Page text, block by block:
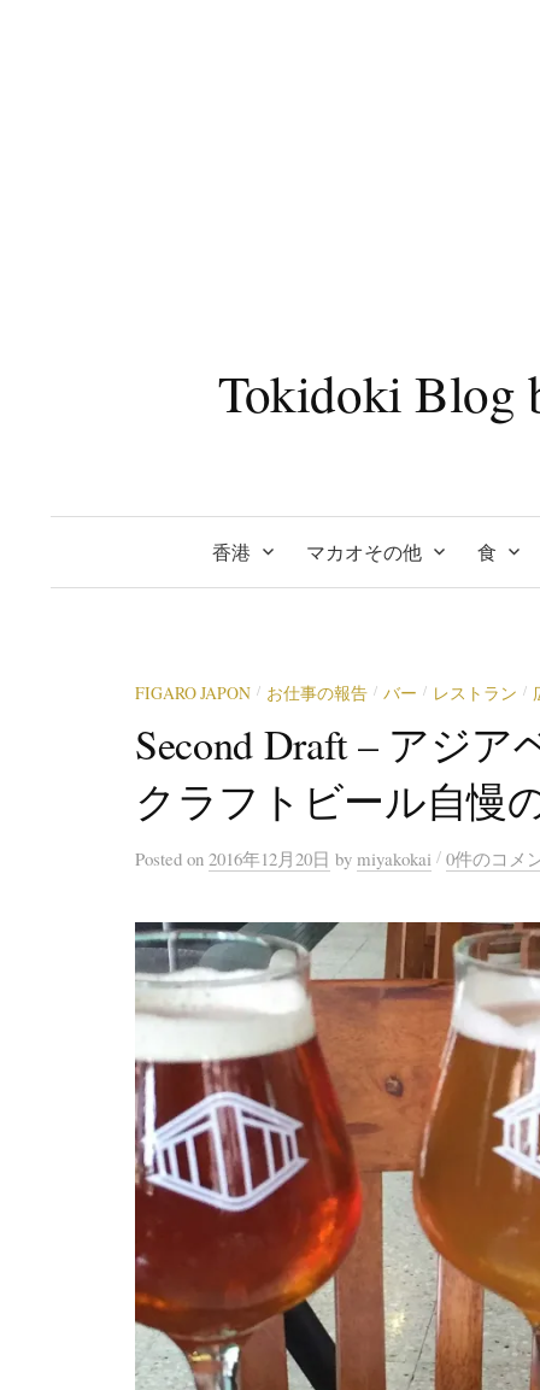
Tokidoki
香港 マカオその他 食
FIGARO JAPON / お仕事の報告 / バー / レストラン /
Second Draft – アジ
クラフトビール自慢
Posted on 2016年12月20日 by miyakokai / 0件のコメ